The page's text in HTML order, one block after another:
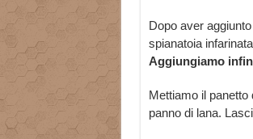
Dopo aver
spianatoia
Aggiungiamo
Mettiamo il
panno di lana.